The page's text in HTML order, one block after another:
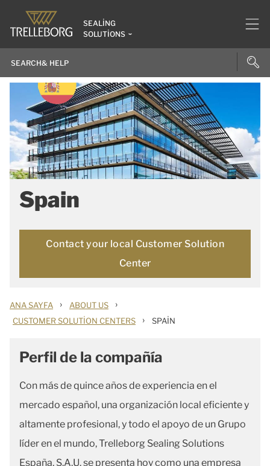
SEALING
SOLUTIONS
Spain
Contact your local Customer Solution
Center
ANA SAYFA › ABOUT US ›
CUSTOMER SOLUTION CENTERS › SPAIN
Perfil de la compañía
Con más de quince años de experiencia en el
mercado español, una organización local eficiente y
altamente profesional, y todo el apoyo de un Grupo
líder en el mundo, Trelleborg Sealing Solutions
España, S.A.U. se presenta hoy como una empresa